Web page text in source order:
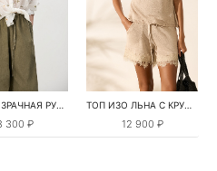
ПОЛУПРОЗРАЧНАЯ РУБАШКА С РОМАШКАМИ
300 ₽
ТОП ИЗО ЛЬНА С КРУЖЕВОМ
12 900 ₽